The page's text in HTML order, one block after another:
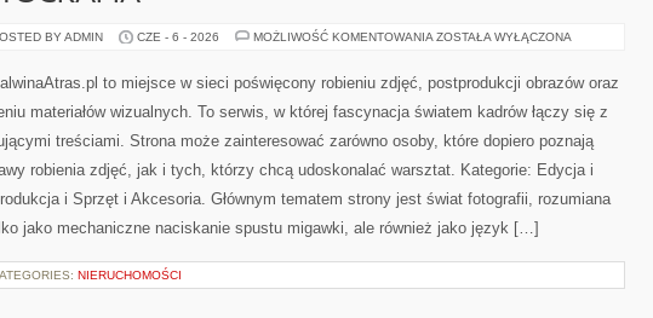
BY ADMIN CZE - 6 - 2026 MOŻLIWOŚĆ KOMENTOWANIA FOTOGRAFIA
ZOSTAŁA WYŁĄCZONA
MalwinaAtras.pl to miejsce w sieci poświęcony robieniu
zdjęć, postprodukcji obrazów oraz tworzeniu materiałów
wizualnych. To serwis, w której fascynacja światem